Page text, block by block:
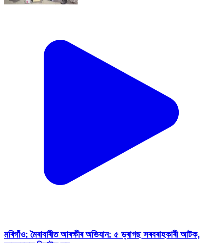
মৰিগাঁও: মৈৰাবাৰীত আৰক্ষীৰ অভিযান: ৫ ড্ৰাগছ সৰবৰাহকাৰী আটক,